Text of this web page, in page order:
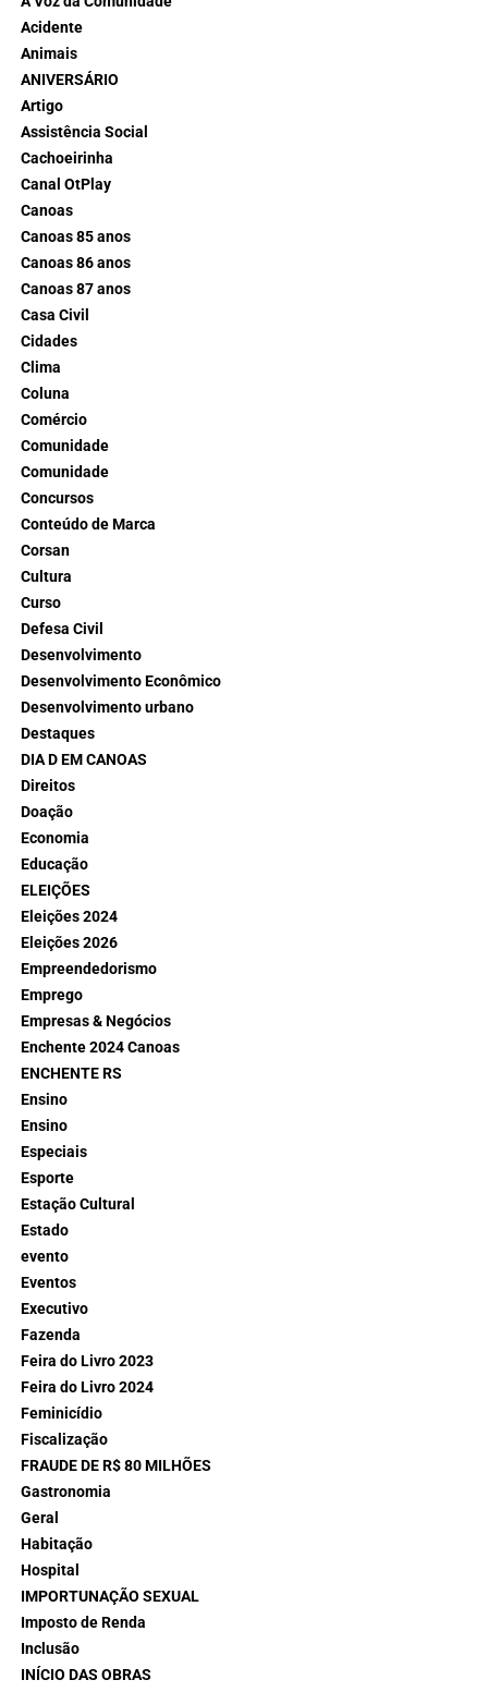
Acidente
Animais
ANIVERSÁRIO
Artigo
Assistência Social
Cachoeirinha
Canal OtPlay
Canoas
Canoas 85 anos
Canoas 86 anos
Canoas 87 anos
Casa Civil
Cidades
Clima
Coluna
Comércio
Comunidade
Comunidade
Concursos
Conteúdo de Marca
Corsan
Cultura
Curso
Defesa Civil
Desenvolvimento
Desenvolvimento Econômico
Desenvolvimento urbano
Destaques
DIA D EM CANOAS
Direitos
Doação
Economia
Educação
ELEIÇÕES
Eleições 2024
Eleições 2026
Empreendedorismo
Emprego
Empresas & Negócios
Enchente 2024 Canoas
ENCHENTE RS
Ensino
Ensino
Especiais
Esporte
Estação Cultural
Estado
evento
Eventos
Executivo
Fazenda
Feira do Livro 2023
Feira do Livro 2024
Feminicídio
Fiscalização
FRAUDE DE R$ 80 MILHÕES
Gastronomia
Geral
Habitação
Hospital
IMPORTUNAÇÃO SEXUAL
Imposto de Renda
Inclusão
INÍCIO DAS OBRAS